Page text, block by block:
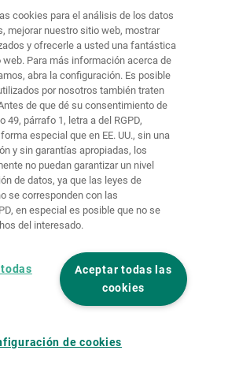
Aviso legal
Protección de
datos
Políticas de
cookies Iniciar sesión
Declaración
accesibilidad
Ajustes de cookies
cookies para el análisis de los datos
mejorar nuestro sitio web, mostrar
y ofrecerle a usted una fantástica
Para más información acerca de
abra la configuración. Es posible
por nosotros también traten
de que dé su consentimiento de
49, párrafo 1, letra a del RGPD,
especial que en EE. UU., sin una
y sin garantías apropiadas, los
no puedan garantizar un nivel
de datos, ya que las leyes de
se corresponden con las
en especial es posible que no se
del interesado.
Aceptar todas las
cookies
de cookies